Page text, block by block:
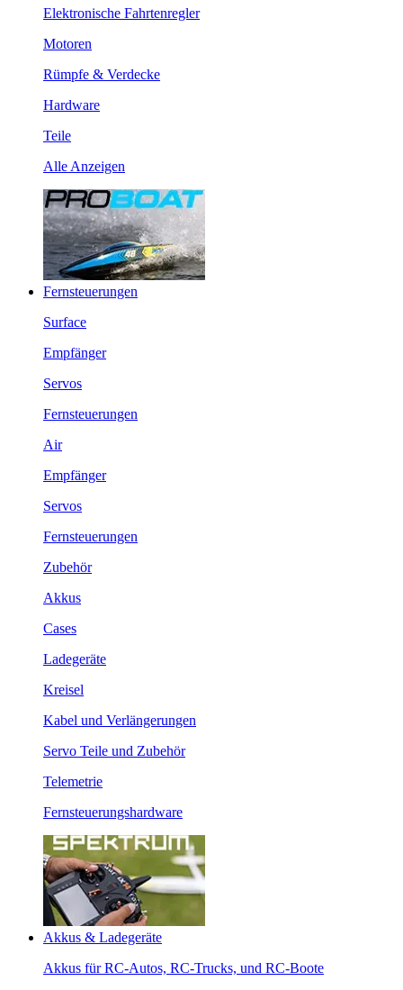
Elektronische Fahrtenregler
Motoren
Rümpfe & Verdecke
Hardware
Teile
Alle Anzeigen
Fernsteuerungen
Surface
Empfänger
Servos
Fernsteuerungen
Air
Empfänger
Servos
Fernsteuerungen
Zubehör
Akkus
Cases
Ladegeräte
Kreisel
Kabel und Verlängerungen
Servo Teile und Zubehör
Telemetrie
Fernsteuerungshardware
Akkus & Ladegeräte
Akkus für RC-Autos, RC-Trucks, und RC-Boote